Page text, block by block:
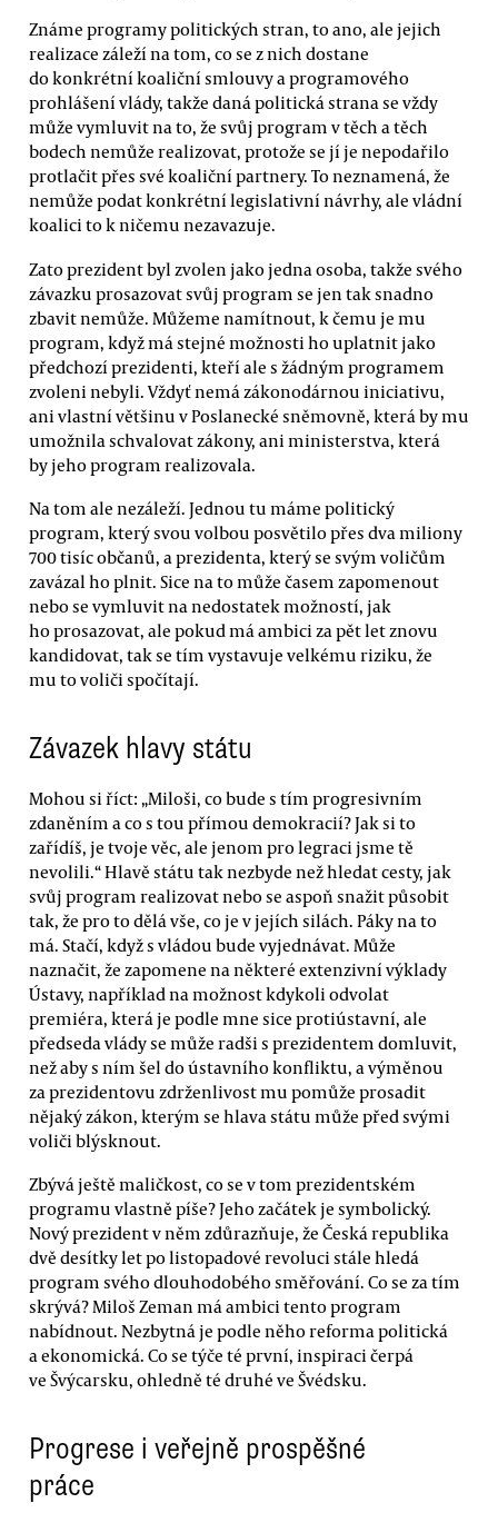
Známe programy politických stran, to ano, ale jejich
realizace záleží na tom, co se z nich dostane
do konkrétní koaliční smlouvy a programového
prohlášení vlády, takže daná politická strana se vždy
může vymluvit na to, že svůj program v těch a těch
bodech nemůže realizovat, protože se jí je nepodařilo
protlačit přes své koaliční partnery. To neznamená, že
nemůže podat konkrétní legislativní návrhy, ale vládní
koalici to k ničemu nezavazuje.
Zato prezident byl zvolen jako jedna osoba, takže svého
závazku prosazovat svůj program se jen tak snadno
zbavit nemůže. Můžeme namítnout, k čemu je mu
program, když má stejné možnosti ho uplatnit jako
předchozí prezidenti, kteří ale s žádným programem
zvoleni nebyli. Vždyť nemá zákonodárnou iniciativu,
ani vlastní většinu v Poslanecké sněmovně, která by mu
umožnila schvalovat zákony, ani ministerstva, která
by jeho program realizovala.
Na tom ale nezáleží. Jednou tu máme politický
program, který svou volbou posvětilo přes dva miliony
700 tisíc občanů, a prezidenta, který se svým voličům
zavázal ho plnit. Sice na to může časem zapomenout
nebo se vymluvit na nedostatek možností, jak
ho prosazovat, ale pokud má ambici za pět let znovu
kandidovat, tak se tím vystavuje velkému riziku, že
mu to voliči spočítají.
Závazek hlavy státu
Mohou si říct: „Miloši, co bude s tím progresivním
zdaněním a co s tou přímou demokracií? Jak si to
zařídíš, je tvoje věc, ale jenom pro legraci jsme tě
nevolili.“ Hlavě státu tak nezbyde než hledat cesty, jak
svůj program realizovat nebo se aspoň snažit působit
tak, že pro to dělá vše, co je v jejích silách. Páky na to
má. Stačí, když s vládou bude vyjednávat. Může
naznačit, že zapomene na některé extenzivní výklady
Ústavy, například na možnost kdykoli odvolat
premiéra, která je podle mne sice protiústavní, ale
předseda vlády se může radši s prezidentem domluvit,
než aby s ním šel do ústavního konfliktu, a výměnou
za prezidentovu zdrženlivost mu pomůže prosadit
nějaký zákon, kterým se hlava státu může před svými
voliči blýsknout.
Zbývá ještě maličkost, co se v tom prezidentském
programu vlastně píše? Jeho začátek je symbolický.
Nový prezident v něm zdůrazňuje, že Česká republika
dvě desítky let po listopadové revoluci stále hledá
program svého dlouhodobého směřování. Co se za tím
skrývá? Miloš Zeman má ambici tento program
nabídnout. Nezbytná je podle něho reforma politická
a ekonomická. Co se týče té první, inspiraci čerpá
ve Švýcarsku, ohledně té druhé ve Švédsku.
Progrese i veřejně prospěšné
práce